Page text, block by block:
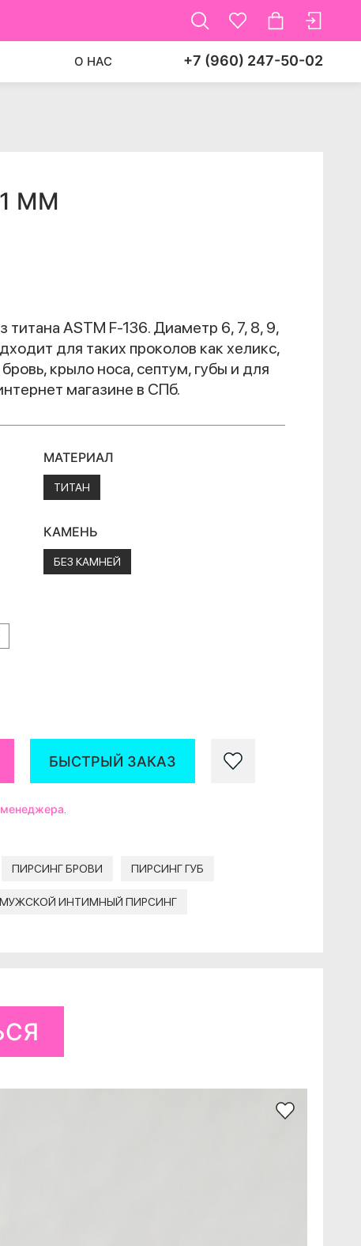
О НАС +7 (960) 247-50-02
ММ
титана ASTM F-136. Диаметр 6, 7, 8, 9,
для таких проколов как хеликс,
крыло носа, септум, губы и для
магазине в СПб.
МАТЕРИАЛ
ТИТАН
КАМЕНЬ
БЕЗ КАМНЕЙ
БЫСТРЫЙ ЗАКАЗ
менеджера
ПИРСИНГ БРОВИ ПИРСИНГ ГУБ
МУЖСКОЙ ИНТИМНЫЙ ПИРСИНГ